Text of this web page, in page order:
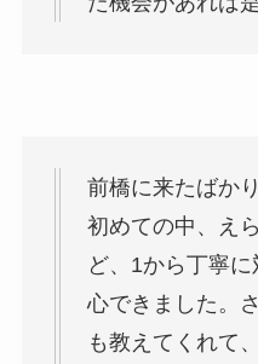
前橋に来たばか
初めての中、え
ど、1から丁寧
心できました。
も教えてくれて